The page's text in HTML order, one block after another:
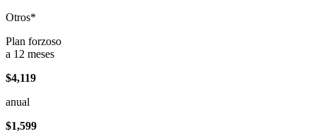
Otros*
Plan forzoso
a 12 meses
$4,119
anual
$1,599